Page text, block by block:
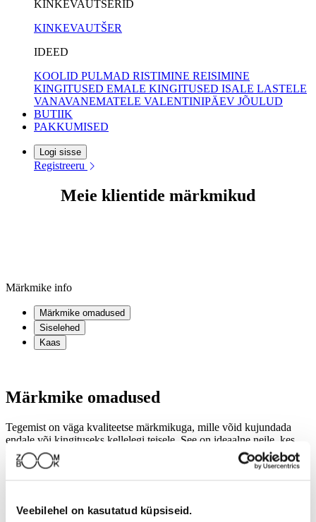
Veebilehel on kasutatud küpsiseid.
KINKEVAUTŠERID
KINKEVAUTŠER
IDEED
KOOLID PULMAD RISTIMINE REISIMINE
KINGITUSED EMALE KINGITUSED ISALE LASTELE
VANAVANEMATELE VALENTINIPÄEV JÕULUD
BUTIIK
PAKKUMISED
Logi sisse
Registreeru
Meie klientide märkmikud
Märkmike info
Märkmike omadused
Siselehed
Kaas
Märkmike omadused
Tegemist on väga kvaliteetse märkmikuga, mille võid kujundada
endale või kingituseks kellelegi teisele. See on ideaalne neile, kes
soovivad oma foto või disainiga märkmikku. Valikus on mitu
formaati, mitmed kaanetüübid ja siselehed.
Nöörköide;